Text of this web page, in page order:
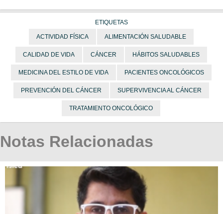
ETIQUETAS
ACTIVIDAD FÍSICA ALIMENTACIÓN SALUDABLE
CALIDAD DE VIDA CÁNCER HÁBITOS SALUDABLES
MEDICINA DEL ESTILO DE VIDA PACIENTES ONCOLÓGICOS
PREVENCIÓN DEL CÁNCER SUPERVIVENCIA AL CÁNCER
TRATAMIENTO ONCOLÓGICO
Notas Relacionadas